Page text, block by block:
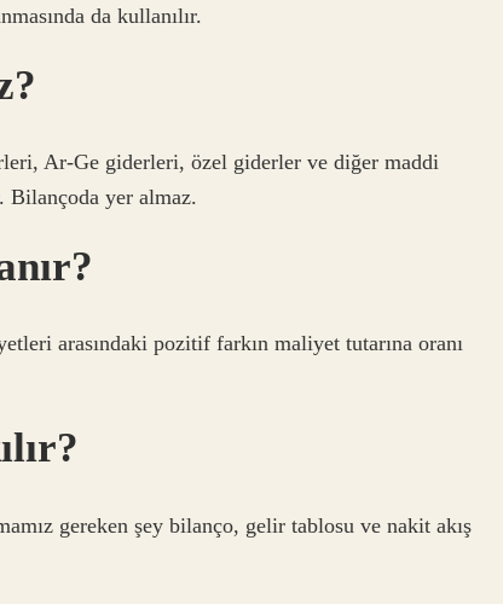
da kullanılır.
Ar-Ge giderleri, özel giderler ve diğer maddi
Bilançoda yer almaz.
arasındaki pozitif farkın maliyet tutarına oranı
gereken şey bilanço, gelir tablosu ve nakit akış